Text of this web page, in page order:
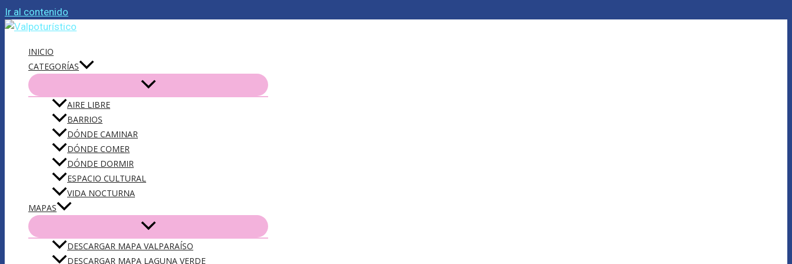
Ir al contenido
INICIO
CATEGORÍAS
AIRE LIBRE
BARRIOS
DÓNDE CAMINAR
DÓNDE COMER
DÓNDE DORMIR
ESPACIO CULTURAL
VIDA NOCTURNA
MAPAS
DESCARGAR MAPA VALPARAÍSO
DESCARGAR MAPA LAGUNA VERDE